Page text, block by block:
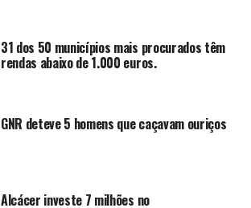
31 dos 50 municípios mais procurados têm
rendas abaixo de 1.000 euros.
GNR deteve 5 homens que caçavam ouriços
Alcácer investe 7 milhões no